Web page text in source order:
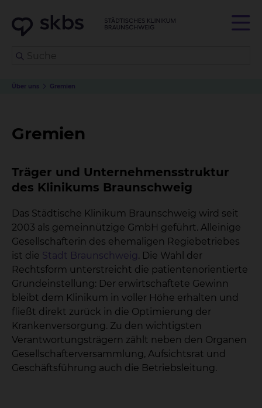
Über uns Gremien
Gremien
Träger und Unternehmensstruktur
des Klinikums Braunschweig
Das Städtische Klinikum Braunschweig wird seit
2003 als gemeinnützige GmbH geführt. Alleinige
Gesellschafterin des ehemaligen Regiebetriebes
ist die Stadt Braunschweig. Die Wahl der
Rechtsform unterstreicht die patientenorientierte
Grundeinstellung: Der erwirtschaftete Gewinn
bleibt dem Klinikum in voller Höhe erhalten und
fließt direkt zurück in die Optimierung der
Krankenversorgung. Zu den wichtigsten
Verantwortungsträgern zählt neben den Organen
Gesellschafterversammlung, Aufsichtsrat und
Geschäftsführung auch die Betriebsleitung.